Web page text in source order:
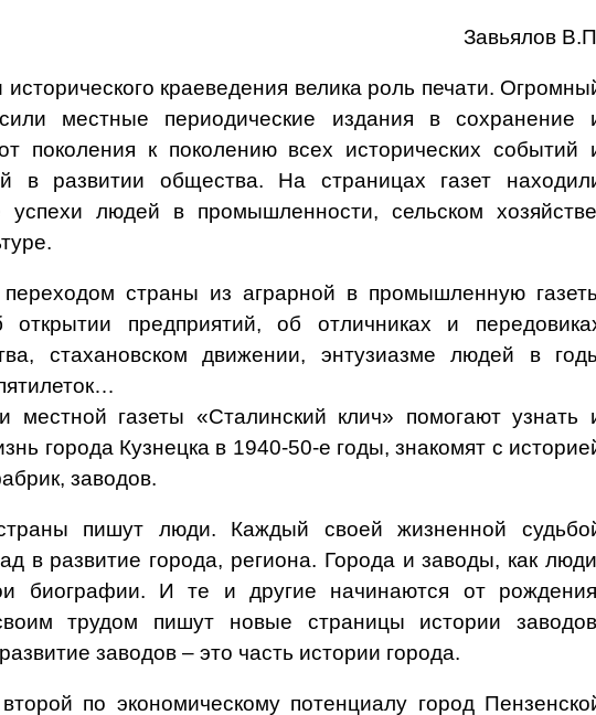
Завьялов
исторического краеведения велика роль печати.
местные периодические издания в сохранение
поколения к поколению всех исторических событий
в развитии общества. На страницах газет
успехи людей в промышленности, сельском
страны из аграрной в промышленную
открытии предприятий, об отличниках и
стахановском движении, энтузиазме людей в
местной газеты «Сталинский клич» помогают узнать
города Кузнецка в 1940-50-е годы, знакомят с
заводов.
пишут люди. Каждый своей жизненной
в развитие города, региона. Города и заводы, как
биографии. И те и другие начинаются от
трудом пишут новые страницы истории
заводов – это часть истории города.
по экономическому потенциалу город